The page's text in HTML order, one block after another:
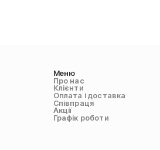
Меню
Про нас
Клієнти
Оплата і доставка
Співпраця
Акції
Графік роботи